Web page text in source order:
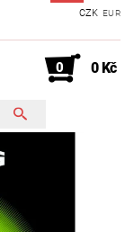
CZK EUR
0 0 Kč